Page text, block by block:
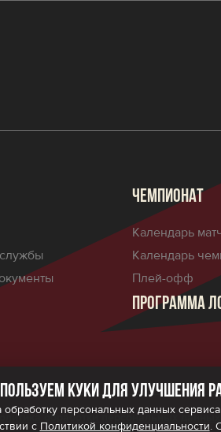
ЧЕМПИОНАТ
Календарь
Календарь
Плей-офф
ПРОГРАММА
обработки персональных данных
куки для улучшения
персональных данных
с Политикой конфиденциальности.